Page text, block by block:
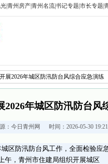
青州房产青州名流书记专题 市长专题
展2026年城区防汛防台风综合应急演练
2026年城区防汛防台风
： 今日青州网 时间：2026-05-30
城区防汛防台风工作，全面检验应
午，青州市住建局组织开展城区